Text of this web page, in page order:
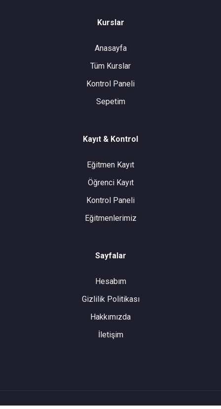
Kurslar
Anasayfa
Tüm Kurslar
Kontrol Paneli
Sepetim
Kayıt & Kontrol
Eğitmen Kayıt
Öğrenci Kayıt
Kontrol Paneli
Eğitmenlerimiz
Sayfalar
Hesabım
Gizlilik Politikası
Hakkımızda
İletişim